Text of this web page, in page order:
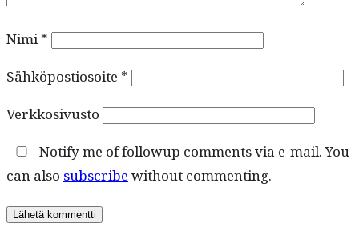
Nimi*
Sähköpostiosoite *
Verkkosivusto
Notify me of followup comments via e-mail. You
can also subscribe without commenting.